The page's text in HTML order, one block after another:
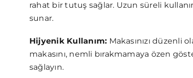
rahat bir tutuş sağlar. Uzun süreli
sunar.
Hijyenik Kullanım: Makasınızı düzenli
makasını, nemli bırakmamaya özen
sağlayın.